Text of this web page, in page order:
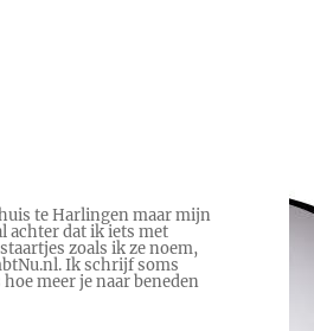
te Harlingen maar mijn
achter dat ik iets met
zoals ik ze noem,
Ik schrijf soms
meer je naar beneden